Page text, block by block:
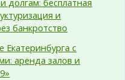
долгам: бесплатная
и
банкротство
Екатеринбурга с
аренда залов и